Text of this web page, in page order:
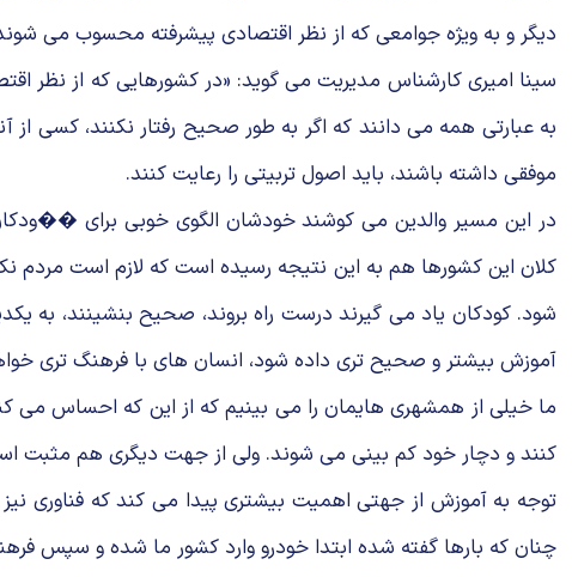
دیگر و به ویژه جوامعى كه از نظر اقتصادى پیشرفته محسوب مى
سینا امیرى كارشناس مدیریت مى گوید: «در كشورهایى كه از نظر
به عبارتى همه مى دانند كه اگر به طور صحیح رفتار نكنند، كسى از
موفقى داشته باشند، باید اصول تربیتى را رعایت كنند.
در این مسیر والدین مى كوشند خودشان الگوى خوبى براى
كلان این كشورها هم به این نتیجه رسیده است كه لازم است مردم
شود. كودكان یاد مى گیرند درست راه بروند، صحیح بنشینند، به
آموزش بیشتر و صحیح ترى داده شود، انسان هاى با فرهنگ ترى
ما خیلى از همشهرى هایمان را مى بینیم كه از این كه احساس مى
كنند و دچار خود كم بینى مى شوند. ولى از جهت دیگرى هم مثبت
توجه به آموزش از جهتى اهمیت بیشترى پیدا مى كند كه فناورى
چنان كه بارها گفته شده ابتدا خودرو وارد كشور ما شده و سپس